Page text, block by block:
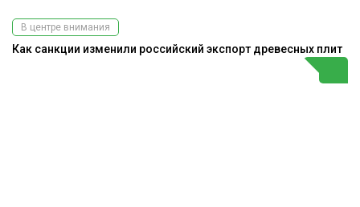
В центре внимания
Как санкции изменили российский экспорт древесных плит